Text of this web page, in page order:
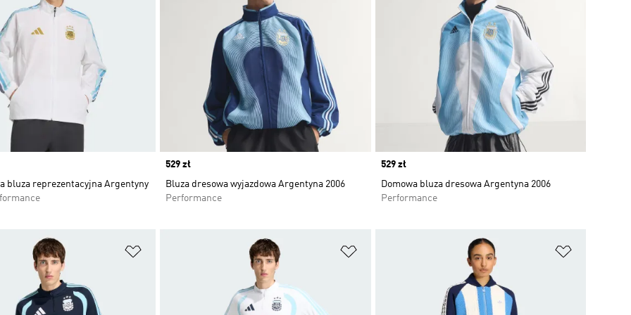
bluza reprezentacyjna Argentyny
Price
529 zł
Bluza dresowa wyjazdowa Argentyna 2006
Performance
Price
529 zł
Domowa bluza dresowa Argentyna 2006
Performance